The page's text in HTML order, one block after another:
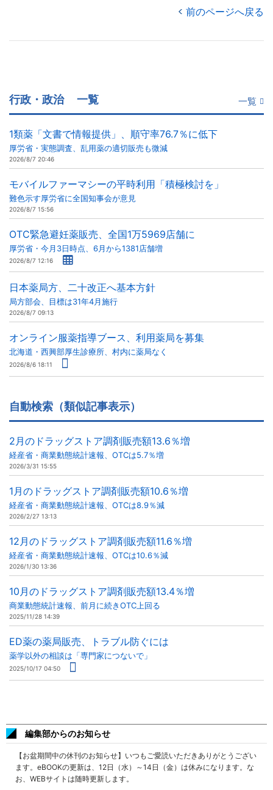
前のページへ戻る
行政・政治 一覧 一覧
1類薬「文書で情報提供」、順守率76.7％に低下
厚労省・実態調査、乱用薬の適切販売も微減
2026/8/7 20:46
モバイルファーマシーの平時利用「積極検討を」
難色示す厚労省に全国知事会が意見
2026/8/7 15:56
OTC緊急避妊薬販売、全国1万5969店舗に
厚労省・今月3日時点、6月から1381店舗増
2026/8/7 12:16
日本薬局方、二十改正へ基本方針
局方部会、目標は31年4月施行
2026/8/7 09:13
オンライン服薬指導ブース、利用薬局を募集
北海道・西興部厚生診療所、村内に薬局なく
2026/8/6 18:11
自動検索（類似記事表示）
2月のドラッグストア調剤販売額13.6％増
経産省・商業動態統計速報、OTCは5.7％増
2026/3/31 15:55
1月のドラッグストア調剤販売額10.6％増
経産省・商業動態統計速報、OTCは8.9％減
2026/2/27 13:13
12月のドラッグストア調剤販売額11.6％増
経産省・商業動態統計速報、OTCは10.6％減
2026/1/30 13:36
10月のドラッグストア調剤販売額13.4％増
商業動態統計速報、前月に続きOTC上回る
2025/11/28 14:39
ED薬の薬局販売、トラブル防ぐには
薬学以外の相談は「専門家につないで」
2025/10/17 04:50
編集部からのお知らせ
【お盆期間中の休刊のお知らせ】いつもご愛読いただきありがとうござい
ます。eBOOKの更新は、12日（水）～14日（金）は休みになります。な
お、WEBサイトは随時更新します。